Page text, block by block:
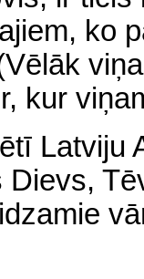
ko
kur
Latviju